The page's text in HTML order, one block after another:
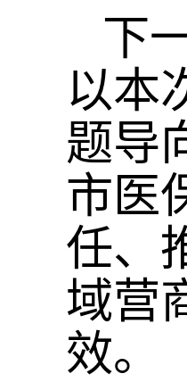
下
以本
题导
市医
任、
域营
效。